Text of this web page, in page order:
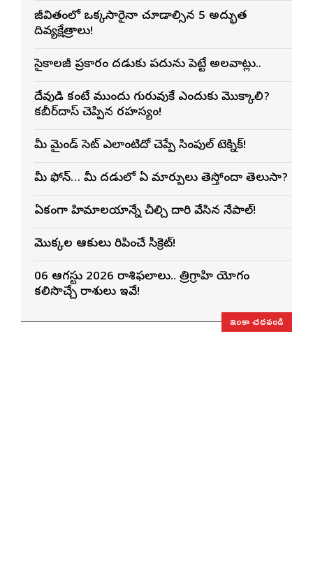
జీవితంలో ఒక్కసారైనా చూడాల్సిన 5 అద్భుత
దివ్యక్షేత్రాలు!
సైకాలజీ ప్రకారం మెదడుకు పదును పెట్టే అలవాట్లు..
దేవుడి కంటే ముందు గురువుకే ఎందుకు మొక్కాలి?
కబీర్‌దాస్ చెప్పిన రహస్యం!
మీ మైండ్ సెట్ ఎలాంటిదో చెప్పే సింపుల్ టెక్నిక్!
మీ ఫోన్… మీ మెదడులో ఏ మార్పులు తెస్తోందా తెలుసా?
ఏకంగా హిమాలయాన్నే చీల్చి దారి వేసిన నేపాల్!
మొక్కల ఆకులు మెరిపించే సీక్రెట్!
06 ఆగస్టు 2026 రాశిఫలాలు.. త్రిగ్రాహి యోగం
కలిసొచ్చే రాశులు ఇవే!
ఇంకా చదవండి